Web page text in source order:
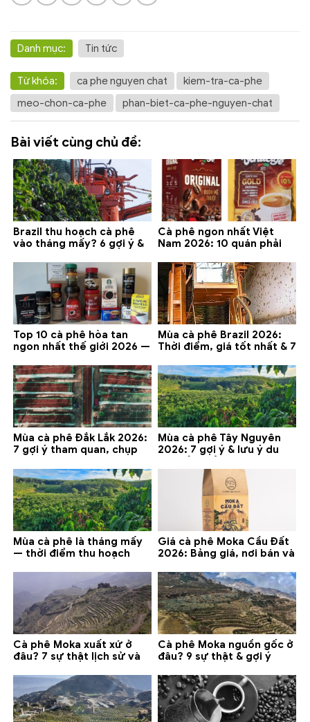
Danh mục: Tin tức
Từ khóa: ca phe nguyen chat
kiem-tra-ca-phe
meo-chon-ca-phe
phan-biet-ca-phe-nguyen-chat
Bài viết cùng chủ đề:
Brazil thu hoạch cà phê
vào tháng mấy? 6 gợi ý &
Cà phê ngon nhất Việt
Nam 2026: 10 quán phải
Lạt
Top 10 cà phê hòa tan
ngon nhất thế giới 2026 —
Mùa cà phê Brazil 2026:
Thời điểm, giá tốt nhất & 7
Mùa cà phê Đắk Lắk 2026:
7 gợi ý tham quan, chụp
Mùa cà phê Tây Nguyên
2026: 7 gợi ý & lưu ý du
Mùa cà phê là tháng mấy
— thời điểm thu hoạch
Giá cà phê Moka Cầu Đất
2026: Bảng giá, nơi bán và
Cà phê Moka xuất xứ ở
đâu? 7 sự thật lịch sử và
Cà phê Moka nguồn gốc ở
đâu? 9 sự thật & gợi ý